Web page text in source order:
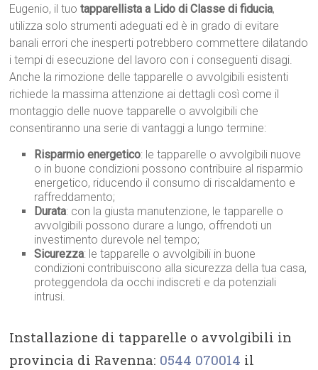
Eugenio, il tuotapparellista a Lido di Classe di fiducia,
utilizza solo strumenti adeguati ed è in grado di evitare
banali errori che inesperti potrebbero commettere dilatando
i tempi di esecuzione del lavoro con i conseguenti disagi.
Anche la rimozione delle tapparelle o avvolgibili esistenti
richiede la massima attenzione ai dettagli così come il
montaggio delle nuove tapparelle o avvolgibili che
consentiranno una serie di vantaggi a lungo termine:
Risparmio energetico: le tapparelle o avvolgibili nuove
o in buone condizioni possono contribuire al risparmio
energetico, riducendo il consumo di riscaldamento e
raffreddamento;
Durata: con la giusta manutenzione, le tapparelle o
avvolgibili possono durare a lungo, offrendoti un
investimento durevole nel tempo;
Sicurezza: le tapparelle o avvolgibili in buone
condizioni contribuiscono alla sicurezza della tua casa,
proteggendola da occhi indiscreti e da potenziali
intrusi.
Installazione di tapparelle o avvolgibili in
provincia di Ravenna: 0544 070014 il